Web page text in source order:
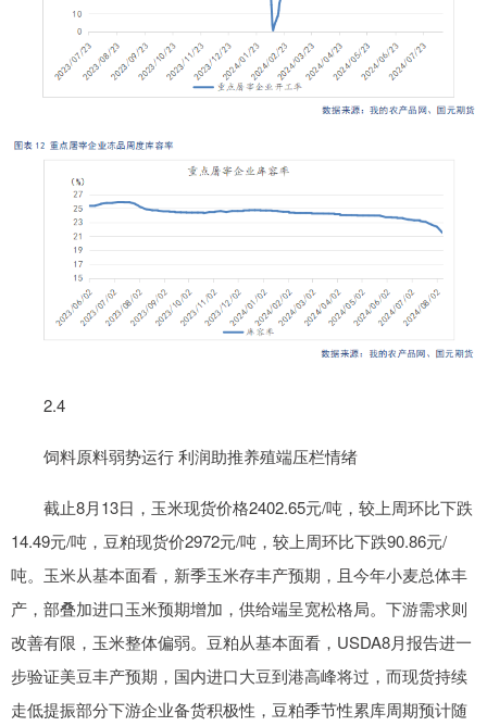
2.4
饲料原料弱势运行 利润助推养殖端压栏情绪
截止8月13日，玉米现货价格2402.65元/吨，较上周环比下跌
14.49元/吨，豆粕现货价2972元/吨，较上周环比下跌90.86元/
吨。玉米从基本面看，新季玉米存丰产预期，且今年小麦总体丰
产，部叠加进口玉米预期增加，供给端呈宽松格局。下游需求则
改善有限，玉米整体偏弱。豆粕从基本面看，USDA8月报告进一
步验证美豆丰产预期，国内进口大豆到港高峰将过，而现货持续
走低提振部分下游企业备货积极性，豆粕季节性累库周期预计随